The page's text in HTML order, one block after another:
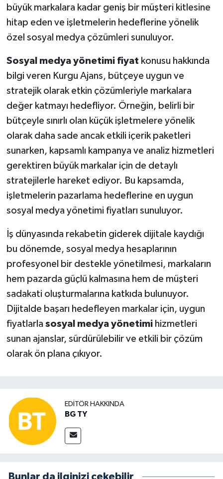
büyük markalara kadar geniş bir müşteri kitlesine
hitap eden ve işletmelerin hedeflerine yönelik
özel sosyal medya çözümleri sunuluyor.
Sosyal medya yönetimi fiyat konusu hakkında
bilgi veren Kurgu Ajans, bütçeye uygun ve
stratejik olarak etkin çözümleriyle markalara
değer katmayı hedefliyor. Örneğin, belirli bir
bütçeyle sınırlı olan küçük işletmelere yönelik
olarak daha sade ancak etkili içerik paketleri
sunarken, kapsamlı kampanya ve analiz hizmetleri
gerektiren büyük markalar için de detaylı
stratejilerle hareket ediyor. Bu kapsamda,
işletmelerin pazarlama hedeflerine en uygun
sosyal medya yönetimi fiyatları sunuluyor.
İş dünyasında rekabetin giderek dijitale kaydığı
bu dönemde, sosyal medya hesaplarının
profesyonel bir destekle yönetilmesi, markaların
hem pazarda güçlü kalmasına hem de müşteri
sadakati oluşturmalarına katkıda bulunuyor.
Dijitalde başarı hedefleyen markalar için, uygun
fiyatlarla sosyal medya yönetimihizmetleri
sunan ajanslar, sürdürülebilir ve etkili bir çözüm
olarak ön plana çıkıyor.
EDITÖR HAKKINDA
BG TY
Bunlar da ilginizi çekebilir